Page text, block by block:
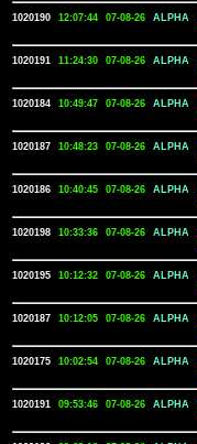
1020190 12:07:44 07-08-26 ALPHA
1020191 11:24:30 07-08-26 ALPHA
1020184 10:49:47 07-08-26 ALPHA
1020187 10:48:23 07-08-26 ALPHA
1020186 10:40:45 07-08-26 ALPHA
1020198 10:33:36 07-08-26 ALPHA
1020195 10:12:32 07-08-26 ALPHA
1020187 10:12:05 07-08-26 ALPHA
1020175 10:02:54 07-08-26 ALPHA
1020191 09:53:46 07-08-26 ALPHA